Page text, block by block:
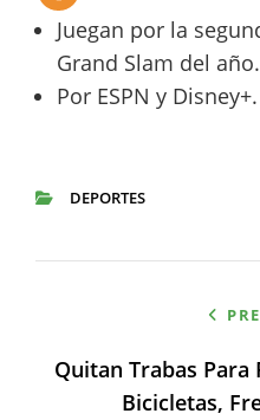
Juegan por la
Grand Slam del año.
Por ESPN y Disney+.
DEPORTES
entradas
Quitan Trabas Para
Bicicletas,